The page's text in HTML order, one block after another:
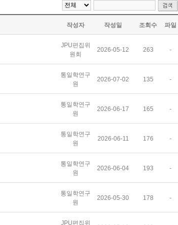
작성자 작성일 조회수 파일
JPU편집위
원회
2026-05-12 263 -
통일학연구
원
2026-07-02 135 -
통일학연구
원
2026-06-17 165 -
통일학연구
원
2026-06-11 176 -
통일학연구
원
2026-06-04 193 -
통일학연구
원
2026-05-30 178 -
JPU편집위